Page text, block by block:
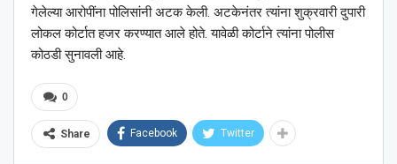
गेलेल्या आरोपींना पोलिसांनी अटक केली. अटकेनंतर त्यांना शुक्रवारी दुपारी
लोकल कोर्टात हजर करण्यात आले होते. यावेळी कोर्टाने त्यांना पोलीस
कोठडी सुनावली आहे.
0
Share Facebook Twitter